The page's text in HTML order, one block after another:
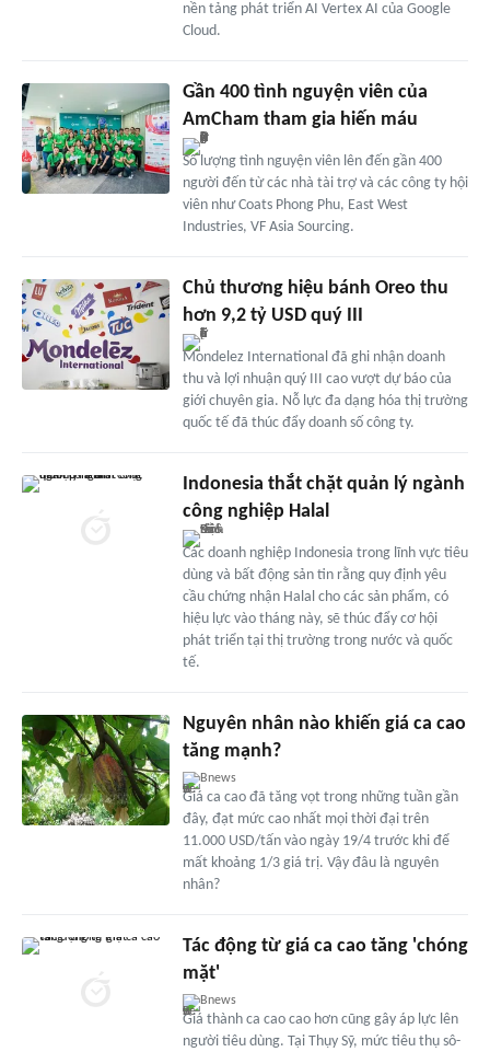
nền tảng phát triển AI Vertex AI của Google
Cloud.
Gần 400 tình nguyện viên của
AmCham tham gia hiến máu
Số lượng tình nguyện viên lên đến gần 400
người đến từ các nhà tài trợ và các công ty hội
viên như Coats Phong Phu, East West
Industries, VF Asia Sourcing.
Chủ thương hiệu bánh Oreo thu
hơn 9,2 tỷ USD quý III
Mondelez International đã ghi nhận doanh
thu và lợi nhuận quý III cao vượt dự báo của
giới chuyên gia. Nỗ lực đa dạng hóa thị trường
quốc tế đã thúc đẩy doanh số công ty.
Indonesia thắt chặt quản lý ngành
công nghiệp Halal
Các doanh nghiệp Indonesia trong lĩnh vực tiêu
dùng và bất động sản tin rằng quy định yêu
cầu chứng nhận Halal cho các sản phẩm, có
hiệu lực vào tháng này, sẽ thúc đẩy cơ hội
phát triển tại thị trường trong nước và quốc
tế.
Nguyên nhân nào khiến giá ca cao
tăng mạnh?
Bnews
Giá ca cao đã tăng vọt trong những tuần gần
đây, đạt mức cao nhất mọi thời đại trên
11.000 USD/tấn vào ngày 19/4 trước khi để
mất khoảng 1/3 giá trị. Vậy đâu là nguyên
nhân?
Tác động từ giá ca cao tăng 'chóng
mặt'
Bnews
Giá thành ca cao cao hơn cũng gây áp lực lên
người tiêu dùng. Tại Thụy Sỹ, mức tiêu thụ sô-